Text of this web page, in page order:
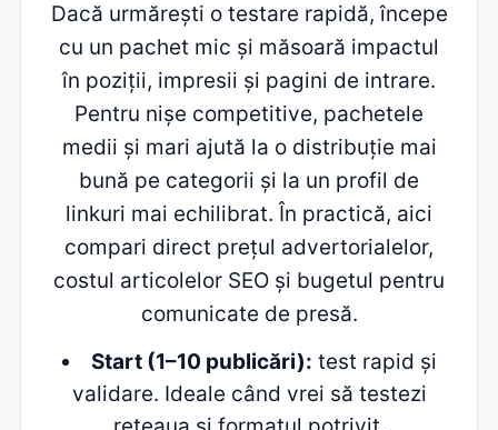
Dacă urmărești o testare rapidă, începe
cu un pachet mic și măsoară impactul
în poziții, impresii și pagini de intrare.
Pentru nișe competitive, pachetele
medii și mari ajută la o distribuție mai
bună pe categorii și la un profil de
linkuri mai echilibrat. În practică, aici
compari direct prețul advertorialelor,
costul articolelor SEO și bugetul pentru
comunicate de presă.
Start (1–10 publicări): test rapid și
validare. Ideale când vrei să testezi